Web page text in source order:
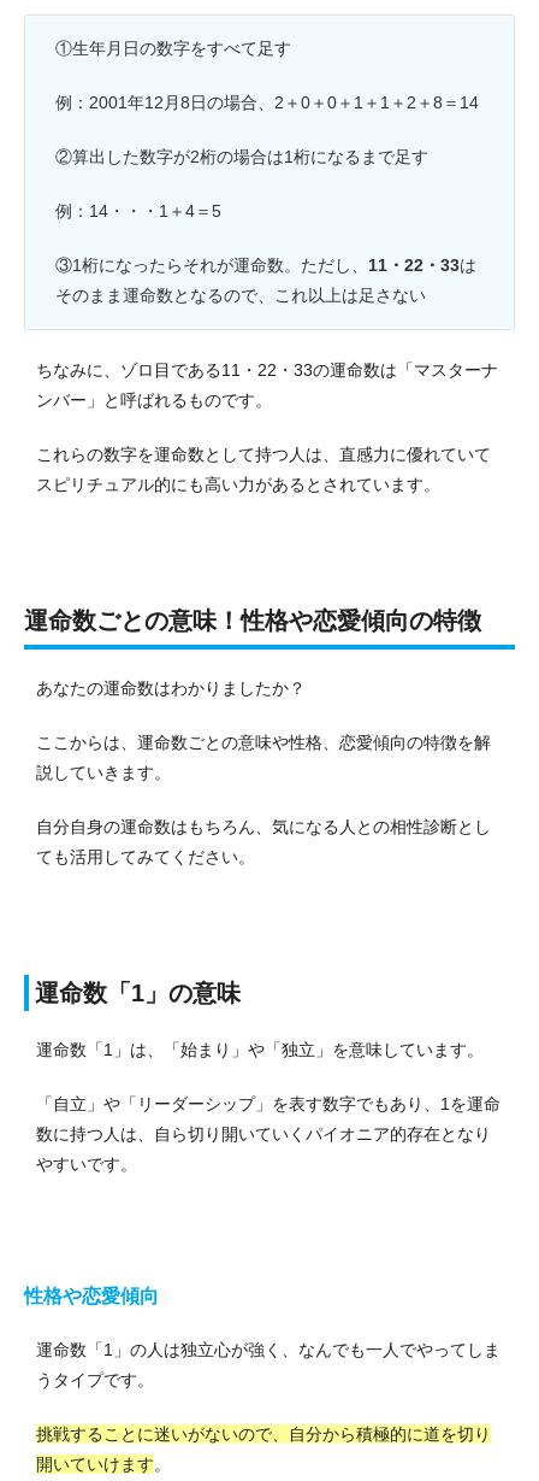
①生年月日の数字をすべて足す
例：2001年12月8日の場合、2＋0＋0＋1＋1＋2＋8＝14
②算出した数字が2桁の場合は1桁になるまで足す
例：14・・・1＋4＝5
③1桁になったらそれが運命数。ただし、 11・22・33は
そのまま運命数となるので、これ以上は足さない
ちなみに、ゾロ目である11・22・33の運命数は「マスターナ
ンバー」と呼ばれるものです。
これらの数字を運命数として持つ人は、直感力に優れていて
スピリチュアル的にも高い力があるとされています。
運命数ごとの意味！性格や恋愛傾向の特徴
あなたの運命数はわかりましたか？
ここからは、運命数ごとの意味や性格、恋愛傾向の特徴を解
説していきます。
自分自身の運命数はもちろん、気になる人との相性診断とし
ても活用してみてください。
運命数「1」の意味
運命数「1」は、「始まり」や「独立」を意味しています。
「自立」や「リーダーシップ」を表す数字でもあり、1を運命
数に持つ人は、自ら切り開いていくパイオニア的存在となり
やすいです。
性格や恋愛傾向
運命数「1」の人は独立心が強く、なんでも一人でやってしま
うタイプです。
挑戦することに迷いがないので、自分から積極的に道を切り
開いていけます。